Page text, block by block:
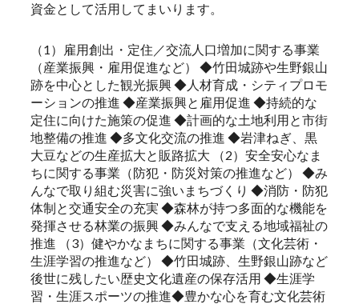
資金として活用してまいります。
（1）雇用創出・定住／交流人口増加に関する事業
（産業振興・雇用促進など） ◆竹田城跡や生野銀山
跡を中心とした観光振興 ◆人材育成・シティプロモ
ーションの推進 ◆産業振興と雇用促進 ◆持続的な
定住に向けた施策の促進 ◆計画的な土地利用と市街
地整備の推進 ◆多文化交流の推進 ◆岩津ねぎ、黒
大豆などの生産拡大と販路拡大 （2）安全安心なま
ちに関する事業（防犯・防災対策の推進など） ◆み
んなで取り組む災害に強いまちづくり ◆消防・防犯
体制と交通安全の充実 ◆森林が持つ多面的な機能を
発揮させる林業の振興 ◆みんなで支える地域福祉の
推進 （3）健やかなまちに関する事業（文化芸術・
生涯学習の推進など） ◆竹田城跡、生野銀山跡など
後世に残したい歴史文化遺産の保存活用 ◆生涯学
習・生涯スポーツの推進◆豊かな心を育む文化芸術